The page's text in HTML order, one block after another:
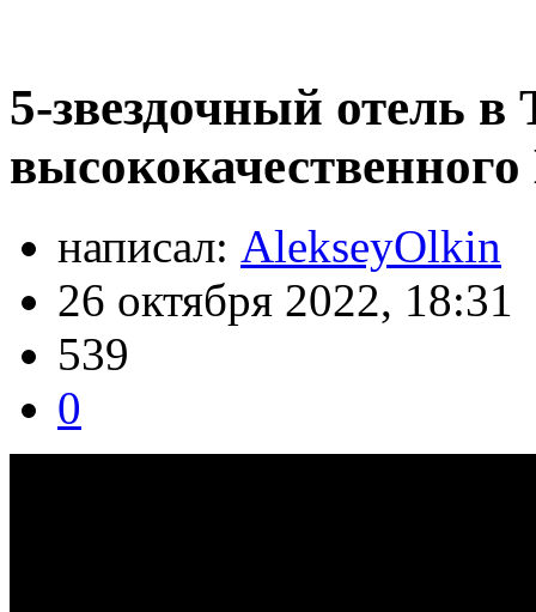
5-звездочный отель в
написал: AlekseyOlkin
26 октября 2022, 18:31
539
0